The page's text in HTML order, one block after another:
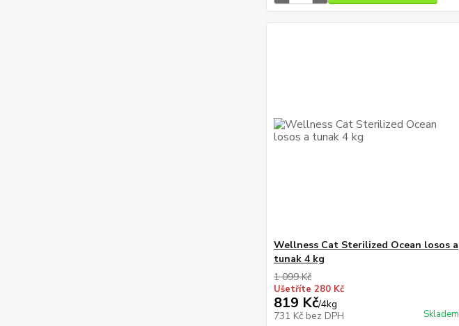
Wellness Cat Sterilized Ocean losos a
tunak 4 kg
1 099 Kč
Ušetříte 280 Kč
819 Kč/4kg
731 Kč bez DPH Skladem